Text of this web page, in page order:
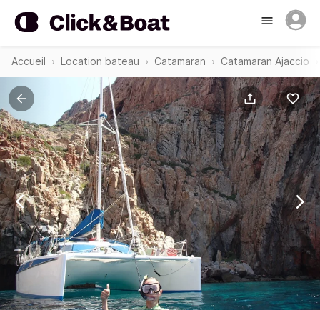
Accueil Location bateau Catamaran Catamaran Ajaccio